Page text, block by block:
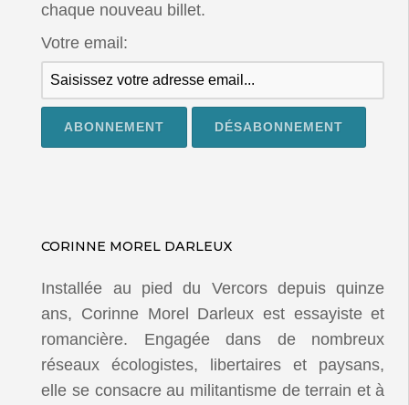
chaque nouveau billet.
Votre email:
CORINNE MOREL DARLEUX
Installée au pied du Vercors depuis quinze
ans, Corinne Morel Darleux est essayiste et
romancière. Engagée dans de nombreux
réseaux écologistes, libertaires et paysans,
elle se consacre au militantisme de terrain et à